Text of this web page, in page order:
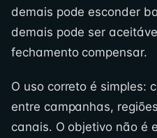
demais pode esconder
demais pode ser
fechamento compensar.
O uso correto é simples:
entre campanhas,
canais. O objetivo não é